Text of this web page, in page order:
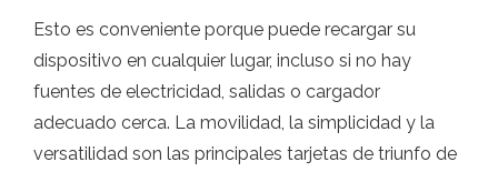
Esto es conveniente porque puede recargar su
dispositivo en cualquier lugar, incluso si no hay
fuentes de electricidad, salidas o cargador
adecuado cerca. La movilidad, la simplicidad y la
versatilidad son las principales tarjetas de triunfo de